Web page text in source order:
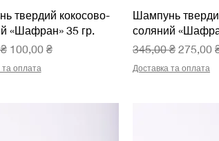
перегляд
твердий кокосово-
«Шафран» 35 гр.
ціна
За розпродажем
100,00 ₴
та оплата
Швидкий
Шампунь
соляний
Звичайна ціна
345,00 ₴ За
275,00
Доставка та оплата